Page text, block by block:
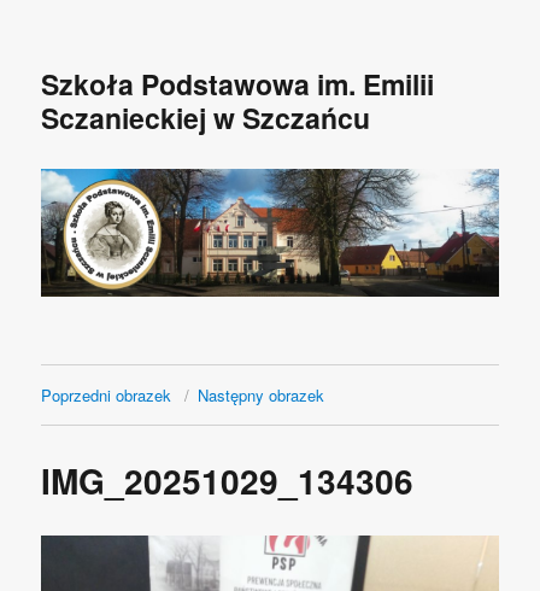
Szkoła Podstawowa im. Emilii
Sczanieckiej w Szczańcu
Poprzedni obrazek Następny obrazek
IMG_20251029_134306